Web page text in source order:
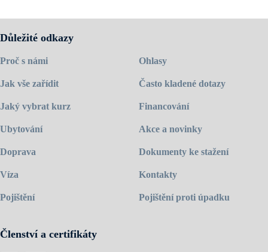
Důležité odkazy
Proč s námi
Jak vše zařídit
Jaký vybrat kurz
Ubytování
Doprava
Víza
Pojištění
Ohlasy
Často kladené dotazy
Financování
Akce a novinky
Dokumenty ke stažení
Kontakty
Pojištění proti úpadku
Členství a certifikáty